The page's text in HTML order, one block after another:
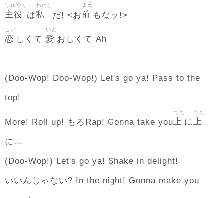
主役
しゅやく
は私
わたし
だ! <お前
まえ
もなッ!>
恋
こい
しくて 愛
いと
おしくて Ah
(Doo-Wop! Doo-Wop!) Let's go ya! Pass to the
top!
More! Roll up! もろRap! Gonna take you上
うえ
に上
うえ
に...
(Doo-Wop!) Let's go ya! Shake in delight!
いいんじゃない? In the night! Gonna make you